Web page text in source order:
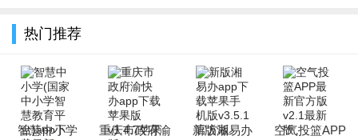
热门推荐
智慧中小学
重庆市政府渝
新版湘易办
空气投篮APP